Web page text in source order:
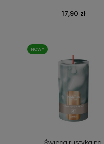
Cena
17,90 zł
NOWY